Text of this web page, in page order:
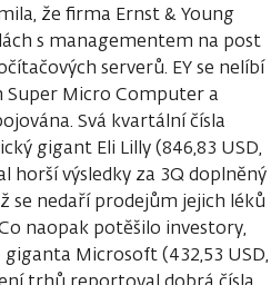
že firma Ernst & Young
s managementem na post
serverů. EY se nelíbí
Super Micro Computer a
Svá kvartální čísla
gigant Eli Lilly (846,83 USD,
horší výsledky za 3Q doplněný
se nedaří prodejům jejich léků
naopak potěšilo investory,
Microsoft (432,53 USD,